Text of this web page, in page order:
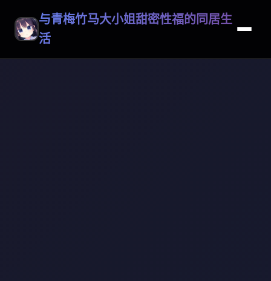
与青梅竹马大小姐甜密性福的同居生
活